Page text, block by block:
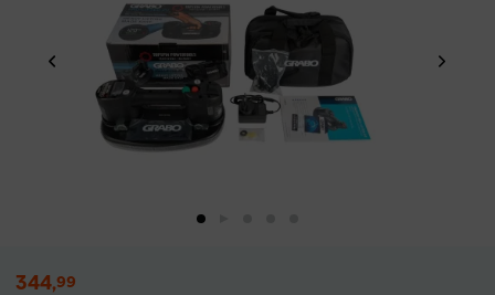
344,99